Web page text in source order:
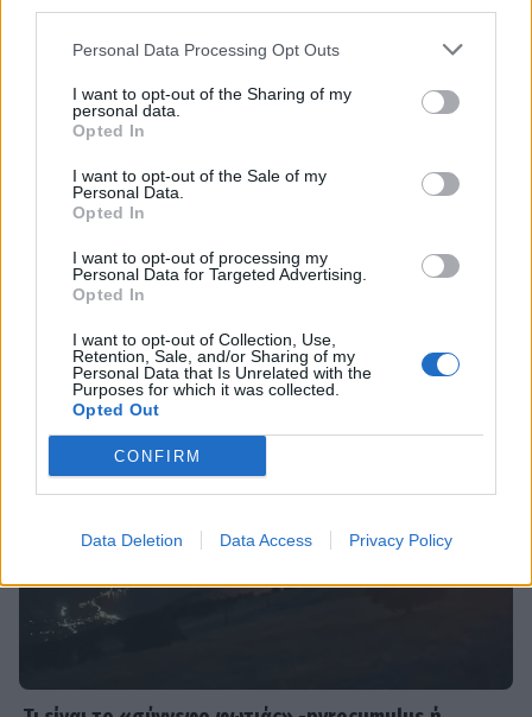
Personal Data Processing Opt Outs
I want to opt-out of the Sharing of my
personal data.
Opted In
I want to opt-out of the Sale of my
Personal Data.
Opted In
I want to opt-out of processing my
Personal Data for Targeted Advertising.
Opted In
I want to opt-out of Collection, Use,
Retention, Sale, and/or Sharing of my
Personal Data that Is Unrelated with the
Purposes for which it was collected.
Opted Out
CONFIRM
Data Deletion Data Access Privacy Policy
SHOWBIZ
Ξέσπασε η Ναταλί Κάκκαβα: «Πόσο
ενοχλητικοί μπορείτε να γίνετε;»
SHOWBIZ
Τροχαίο ατύχημα για τον Mike
SHOWBIZ
Από την εκκλησία στην ξαπλώστρα:
Η εντυπωσιακή πόζα της
προσκύνημα
MEDIA
Πίσω από τις γραμμές: Η ημερομηνία
ΟΛΕΣ ΟΙ ΕΙΔΗΣΕΙΣ
DPG NETWORK